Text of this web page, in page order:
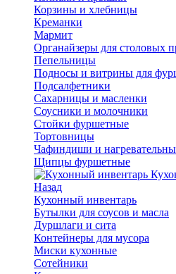
Корзины и хлебницы
Креманки
Мармит
Органайзеры для столовых
Пепельницы
Подносы и витрины для
Подсалфетники
Сахарницы и масленки
Соусники и молочники
Стойки фуршетные
Тортовницы
Чафиндиши и
Щипцы фуршетные
Назад
Кухонный инвентарь
Бутылки для соусов и масла
Дуршлаги и сита
Контейнеры для мусора
Миски кухонные
Сотейники